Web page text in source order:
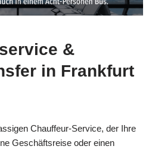
&
in Frankfurt
Chauffeur-Service, der Ihre
Geschäftsreise oder einen